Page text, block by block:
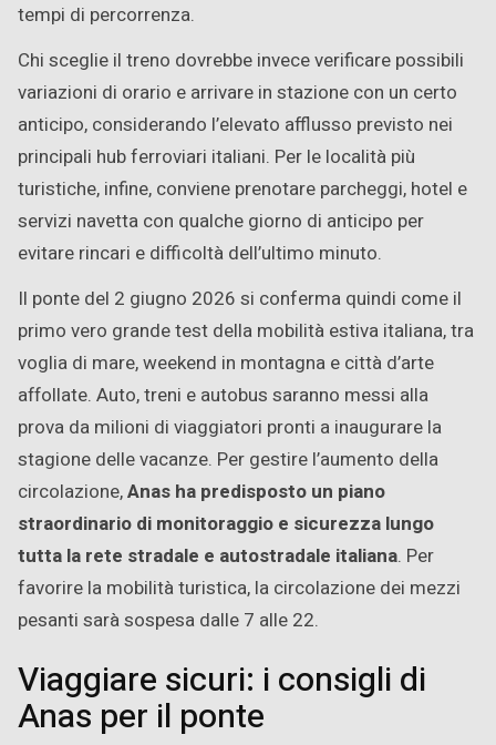
tempi di percorrenza.
Chi sceglie il treno dovrebbe invece verificare possibili
variazioni di orario e arrivare in stazione con un certo
anticipo, considerando l’elevato afflusso previsto nei
principali hub ferroviari italiani. Per le località più
turistiche, infine, conviene prenotare parcheggi, hotel e
servizi navetta con qualche giorno di anticipo per
evitare rincari e difficoltà dell’ultimo minuto.
Il ponte del 2 giugno 2026 si conferma quindi come il
primo vero grande test della mobilità estiva italiana, tra
voglia di mare, weekend in montagna e città d’arte
affollate. Auto, treni e autobus saranno messi alla
prova da milioni di viaggiatori pronti a inaugurare la
stagione delle vacanze. Per gestire l’aumento della
circolazione,Anas ha predisposto un piano
straordinario di monitoraggio e sicurezza lungo
tutta la rete stradale e autostradale italiana. Per
favorire la mobilità turistica, la circolazione dei mezzi
pesanti sarà sospesa dalle 7 alle 22.
Viaggiare sicuri: i consigli di
Anas per il ponte